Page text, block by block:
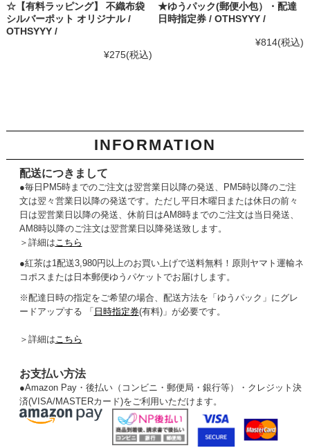
☆【有料ラッピング】 不織布袋
シルバーポット オリジナル /
OTHSYYY /
¥275(税込)
★ゆうパック(郵便小包）・配達
日時指定券 / OTHSYYY /
¥814(税込)
INFORMATION
配送につきまして
●毎日PM5時までのご注文は翌営業日以降の発送、PM5時以降のご注
文は翌々営業日以降の発送です。ただし平日木曜日または休日の前々
日は翌営業日以降の発送、休前日はAM8時までのご注文は当日発送、
AM8時以降のご注文は翌営業日以降発送致します。
＞詳細はこちら
●紅茶は1配送3,980円以上のお買い上げで送料無料！原則ヤマト運輸ネ
コポスまたは日本郵便ゆうパケットでお届けします。
※配達日時の指定をご希望の場合、配送方法を「ゆうパック」にグレ
ードアップする 「 日時指定券(有料)」が必要です。
＞詳細はこちら
お支払い方法
●Amazon Pay・後払い（コンビニ・郵便局・銀行等）・クレジット決
済(VISA/MASTERカード)をご利用いただけます。